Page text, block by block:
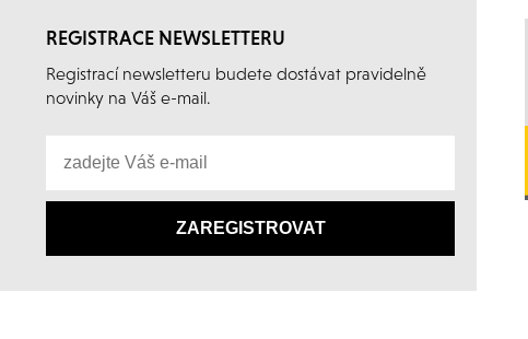
REGISTRACE NEWSLETTERU
Registrací newsletteru budete dostávat pravidelně
novinky na Váš e-mail.